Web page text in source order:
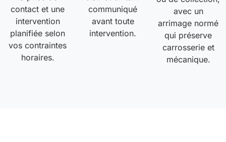
contact et une
intervention
planifiée selon
vos contraintes
horaires.
communiqué
avant toute
intervention.
avec un
arrimage normé
qui préserve
carrosserie et
mécanique.